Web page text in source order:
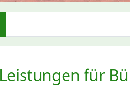
Leistungen für